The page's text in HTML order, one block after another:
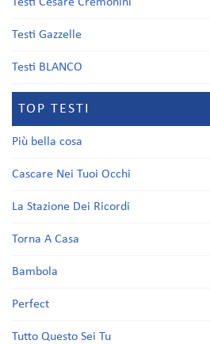
Testi Gazzelle
Testi BLANCO
TOP TESTI
Più bella cosa
Cascare Nei Tuoi Occhi
La Stazione Dei Ricordi
Torna A Casa
Bambola
Perfect
Tutto Questo Sei Tu